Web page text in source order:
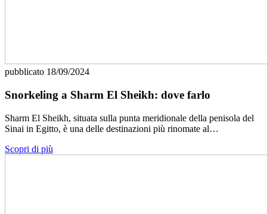
pubblicato 18/09/2024
Snorkeling a Sharm El Sheikh: dove farlo
Sharm El Sheikh, situata sulla punta meridionale della penisola del
Sinai in Egitto, è una delle destinazioni più rinomate al…
Scopri di più